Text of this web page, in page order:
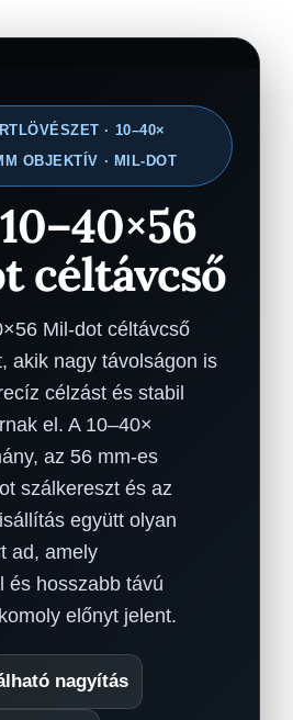
· 10–40×
OBJEKTÍV · MIL-DOT
céltávcső
Mil-dot céltávcső
akik nagy távolságon is
célzást és stabil
el. A 10–40×
az 56 mm-es
szálkereszt és az
együtt olyan
ad, amely
és hosszabb távú
előnyt jelent.
nagyítás